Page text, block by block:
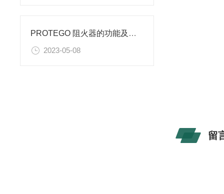
PROTEGO 阻火器的功能及说明
2023-05-08
留